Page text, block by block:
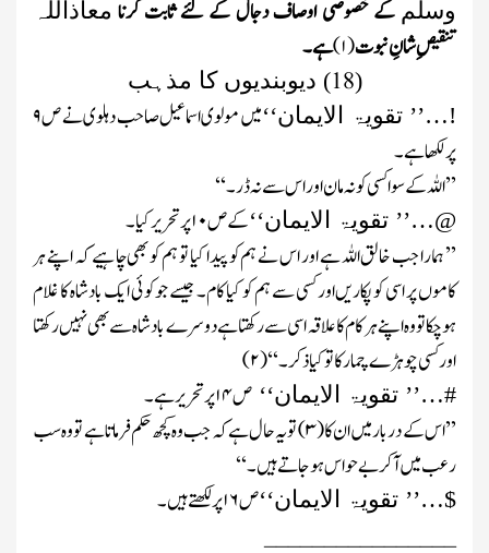
وسلَّم کے خصوصی اوصاف دجال کے لئے ثابت کرنا معاذاللہ
تنقیصِ شانِ نبوت(۱) ہے ۔
(
18
) دیوبندیوں کا مذہب
!
…
’’تقویۃ الایمان‘‘میں مولوی اسماعیل صاحب دہلوی نے ص۹
پر لکھا ہے ۔
’’ اللہ کے سوا کسی کو نہ مان اور اس سے نہ ڈر۔‘‘
@
…
’’ تقویۃ الایمان‘‘کے ص۱۰پرتحریر کیا۔
’’ ہمارا جب خالق اللہ ہے اور اس نے ہم کو پیدا کیا تو ہم کو بھی چاہیے کہ اپنے ہر
کاموں پر اسی کو پکاریں اور کسی سے ہم کو کیا کام۔ جیسے جو کوئی ایک بادشاہ کا غلام
ہوچکا تو وہ اپنے ہر کام کا علاقہ اسی سے رکھتا ہے دوسرے بادشاہ سے بھی نہیں رکھتا
اور کسی چوہڑے چمار کا تو کیا ذکر۔‘‘(۲)
#
…
’’ تقویۃ الایمان‘‘ ص۱۴پر تحریر ہے۔
’’ اس کے دربار میں ان کا(۳) تو یہ حال ہے کہ جب وہ کچھ حکم فرماتا ہے تو وہ سب
رعب میں آکر بے حواس ہوجاتے ہیں۔‘‘
$
…
’’ تقویۃ الایمان‘‘ص۱۶پر لکھتے ہیں۔